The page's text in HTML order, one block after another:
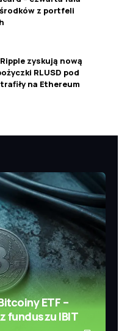
z portfeli
zyskują nową
RLUSD pod
na Ethereum
ETF –
funduszu IBIT